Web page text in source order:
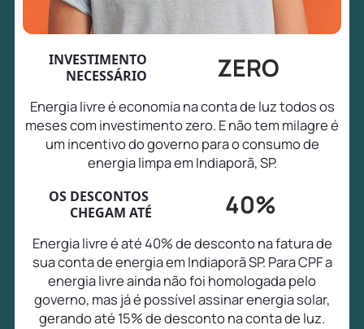
INVESTIMENTO
NECESSÁRIO
ZERO
Energia livre é economia na conta de luz todos os
meses com investimento zero. E não tem milagre é
um incentivo do governo para o consumo de
energia limpa em Indiaporã, SP.
OS DESCONTOS
CHEGAM ATÉ
40%
Energia livre é até 40% de desconto na fatura de
sua conta de energia em Indiaporã SP. Para CPF a
energia livre ainda não foi homologada pelo
governo, mas já é possível assinar energia solar,
gerando até 15% de desconto na conta de luz.